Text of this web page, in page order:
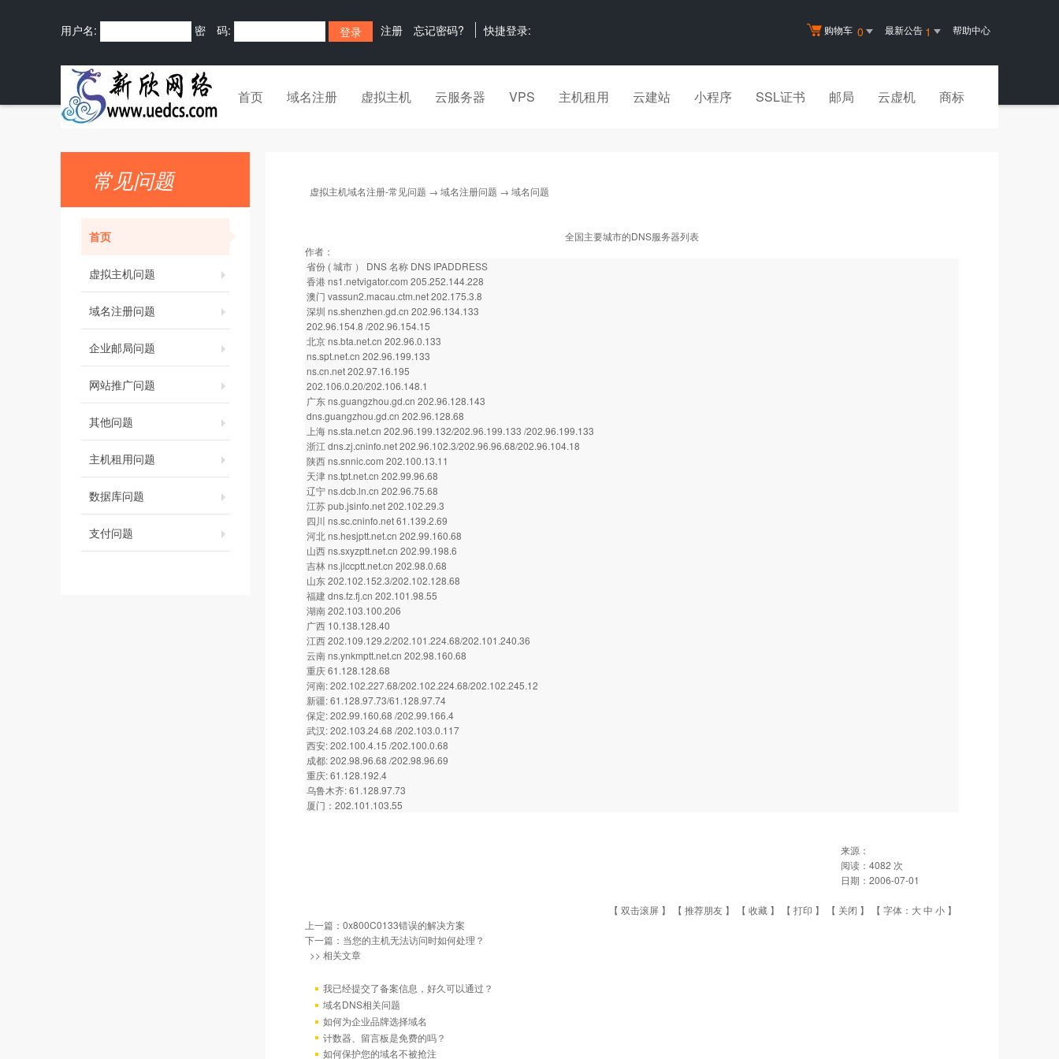
购物车 0 最新公告 1 帮助中心
用户名: 密 码: 注册 忘记密码? 快捷登录:
首页 域名注册 虚拟主机 云服务器 VPS 主机租用 云建站 小程序 SSL证书 邮局 云虚机 商标
常见问题
首页
虚拟主机问题
域名注册问题
企业邮局问题
网站推广问题
其他问题
主机租用问题
数据库问题
支付问题
虚拟主机域名注册-常见问题 → 域名注册问题 → 域名问题
全国主要城市的DNS服务器列表
作者：
省份 ( 城市 ） DNS 名称 DNS IPADDRESS
香港 ns1.netvigator.com 205.252.144.228
澳门 vassun2.macau.ctm.net 202.175.3.8
深圳 ns.shenzhen.gd.cn 202.96.134.133
202.96.154.8 /202.96.154.15
北京 ns.bta.net.cn 202.96.0.133
ns.spt.net.cn 202.96.199.133
ns.cn.net 202.97.16.195
202.106.0.20/202.106.148.1
广东 ns.guangzhou.gd.cn 202.96.128.143
dns.guangzhou.gd.cn 202.96.128.68
上海 ns.sta.net.cn 202.96.199.132/202.96.199.133 /202.96.199.133
浙江 dns.zj.cninfo.net 202.96.102.3/202.96.96.68/202.96.104.18
陕西 ns.snnic.com 202.100.13.11
天津 ns.tpt.net.cn 202.99.96.68
辽宁 ns.dcb.ln.cn 202.96.75.68
江苏 pub.jsinfo.net 202.102.29.3
四川 ns.sc.cninfo.net 61.139.2.69
河北 ns.hesjptt.net.cn 202.99.160.68
山西 ns.sxyzptt.net.cn 202.99.198.6
吉林 ns.jlccptt.net.cn 202.98.0.68
山东 202.102.152.3/202.102.128.68
福建 dns.fz.fj.cn 202.101.98.55
湖南 202.103.100.206
广西 10.138.128.40
江西 202.109.129.2/202.101.224.68/202.101.240.36
云南 ns.ynkmptt.net.cn 202.98.160.68
重庆 61.128.128.68
河南: 202.102.227.68/202.102.224.68/202.102.245.12
新疆: 61.128.97.73/61.128.97.74
保定: 202.99.160.68 /202.99.166.4
武汉: 202.103.24.68 /202.103.0.117
西安: 202.100.4.15 /202.100.0.68
成都: 202.98.96.68 /202.98.96.69
重庆: 61.128.192.4
乌鲁木齐: 61.128.97.73
厦门：202.101.103.55
来源：
阅读： 4082 次
日期： 2006-07-01
【 双击滚屏 】 【 推荐朋友 】 【 收藏 】 【 打印 】 【 关闭 】 【 字体： 大中 小 】
上一篇： 0x800C0133错误的解决方案
下一篇： 当您的主机无法访问时如何处理？
>> 相关文章
我已经提交了备案信息，好久可以通过？
域名DNS相关问题
如何为企业品牌选择域名
计数器、留言板是免费的吗？
如何保护您的域名不被抢注